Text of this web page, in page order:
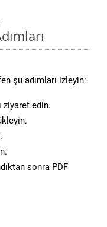
şu adımları izleyin:
ziyaret edin.
sonra PDF